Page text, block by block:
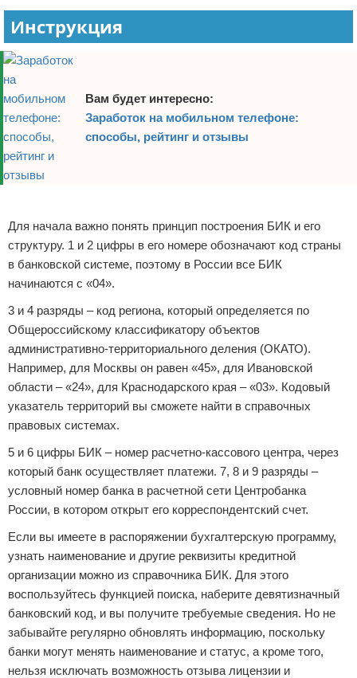
Инструкция
Вам будет интересно:
Заработок на мобильном телефоне:
способы, рейтинг и отзывы
Для начала важно понять принцип построения БИК и его
структуру. 1 и 2 цифры в его номере обозначают код страны
в банковской системе, поэтому в России все БИК
начинаются с «04».
3 и 4 разряды – код региона, который определяется по
Общероссийскому классификатору объектов
административно-территориального деления (ОКАТО).
Например, для Москвы он равен «45», для Ивановской
области – «24», для Краснодарского края – «03». Кодовый
указатель территорий вы сможете найти в справочных
правовых системах.
5 и 6 цифры БИК – номер расчетно-кассового центра, через
который банк осуществляет платежи. 7, 8 и 9 разряды –
условный номер банка в расчетной сети Центробанка
России, в котором открыт его корреспондентский счет.
Если вы имеете в распоряжении бухгалтерскую программу,
узнать наименование и другие реквизиты кредитной
организации можно из справочника БИК. Для этого
воспользуйтесь функцией поиска, наберите девятизначный
банковский код, и вы получите требуемые сведения. Но не
забывайте регулярно обновлять информацию, поскольку
банки могут менять наименование и статус, а кроме того,
нельзя исключать возможность отзыва лицензии и